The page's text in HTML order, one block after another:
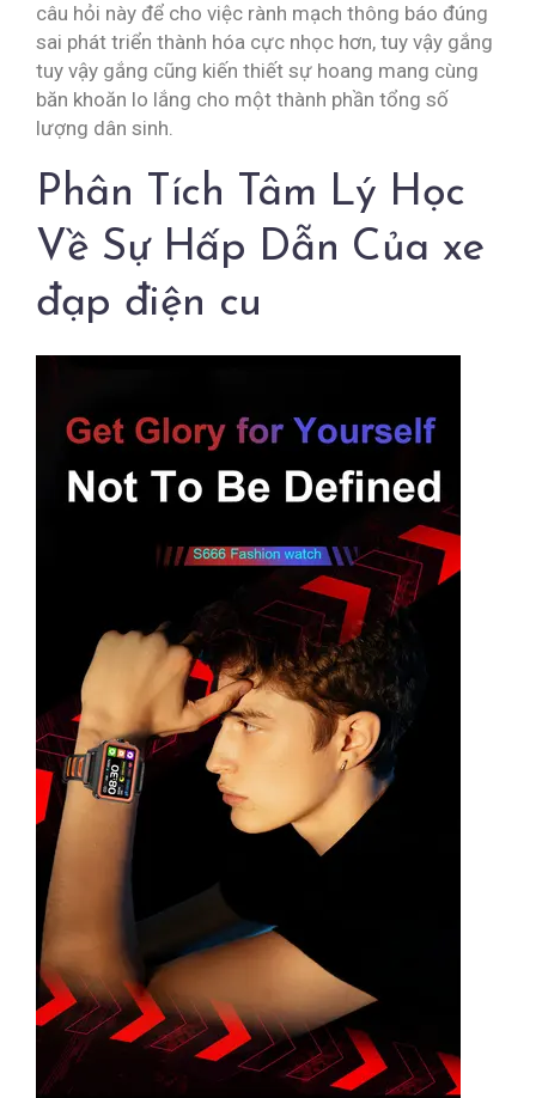
câu hỏi này để cho việc rành mạch thông báo đúng
sai phát triển thành hóa cực nhọc hơn, tuy vậy gắng
tuy vậy gắng cũng kiến thiết sự hoang mang cùng
băn khoăn lo lắng cho một thành phần tổng số
lượng dân sinh.
Phân Tích Tâm Lý Học
Về Sự Hấp Dẫn Của xe
đạp điện cu